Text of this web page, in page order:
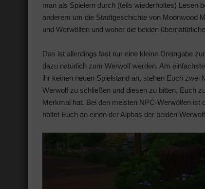
man als Spielern durch (teils wiederholtes) Lesen
anderem um die Stadtgeschichte von Moonwood
und Werwölfen und woher die beiden
Das ist allerdings fast nur eine kleine Dreingabe
dazu natürlich zum Werwolf werden. Am
ihr keinen neuen Spielstand an, stehen Euch zwei
Werwolf zu schließen und diesen zu bitten, Euch
Merkmal hat. Bei den meisten NPC-Werwölfen ist
haltet Euch an einen der Alphas der beiden